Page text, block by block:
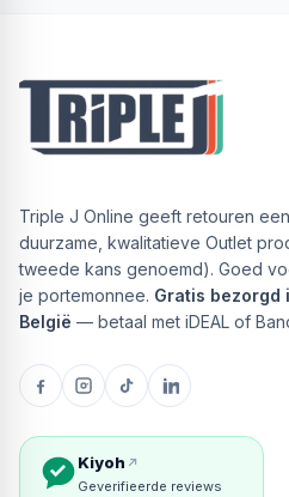
Triple J Online geeft retouren
duurzame, kwalitatieve Outlet
tweede kans genoemd). Goed
je portemonnee. Gratis bezorgd
België — betaal met iDEAL of
Kiyoh
Geverifieerde reviews